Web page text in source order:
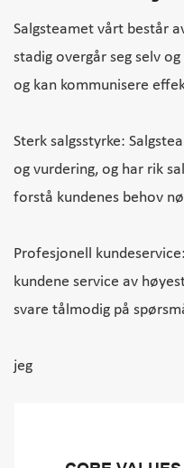
Salgsteamet vårt består
stadig overgår seg selv
og kan kommunisere
Sterk salgsstyrke:
og vurdering, og har rik
forstå kundenes behov
Profesjonell
kundene service av
svare tålmodig på
jeg